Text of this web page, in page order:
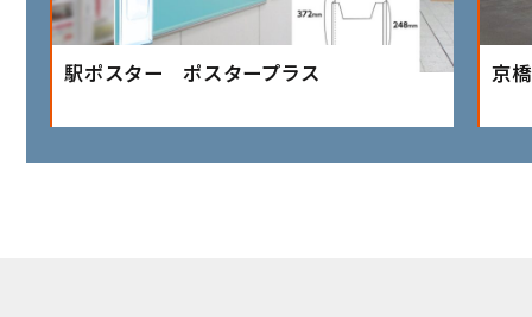
駅ポスター ポスタープラス 京